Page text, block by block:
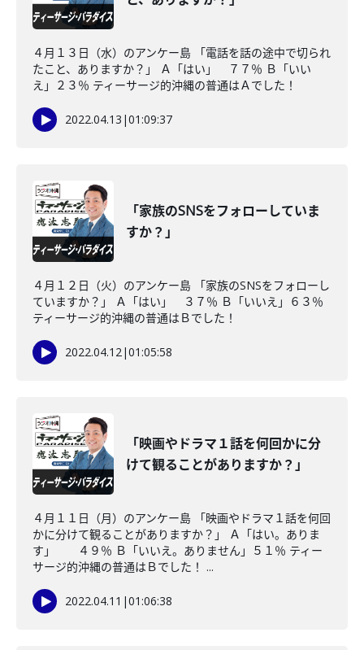
４月１３日（水）のアンケー島 「電話を話の途中で切られ
たこと、ありますか？」 Ａ「はい」 ７７％ Ｂ「いい
え」２３％ ティーサージ的沖縄の普通はＡでした！
2022.04.13 |01:09:37
「家族のSNSをフォローしていま
すか？」
４月１２日（火）のアンケー島 「家族のSNSをフォローし
ていますか？」 Ａ「はい」 ３７％ Ｂ「いいえ」６３％
ティーサージ的沖縄の普通はＢでした！
2022.04.12|01:05:58
「映画やドラマ１話を何回かに分
けて観ることがありますか？」
４月１１日（月）のアンケー島 「映画やドラマ１話を何回
かに分けて観ることがありますか？」 Ａ「はい。ありま
す」 ４９％ Ｂ「いいえ。ありません」５１％ ティー
サージ的沖縄の普通はＢでした！ ...
2022.04.11 |01:06:38